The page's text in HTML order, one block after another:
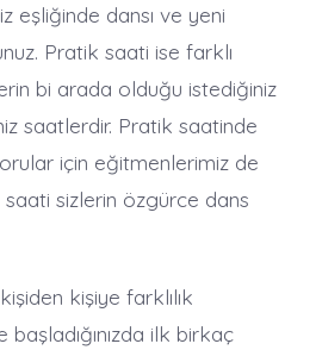
eşliğinde dansı ve yeni
Pratik saati ise farklı
bi arada olduğu istediğiniz
saatlerdir. Pratik saatinde
için eğitmenlerimiz de
sizlerin özgürce dans
kişiye farklılık
ilk birkaç